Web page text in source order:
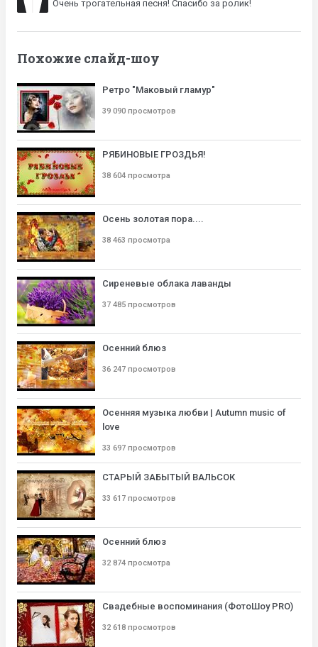
Очень трогательная песня! Спасибо за ролик!
Похожие слайд-шоу
Ретро "Маковый гламур"
39 090 просмотров
РЯБИНОВЫЕ ГРОЗДЬЯ!
38 604 просмотра
Осень золотая пора....
38 463 просмотра
Сиреневые облака лаванды
37 485 просмотров
Осенний блюз
36 247 просмотров
Осенняя музыка любви | Autumn music of
love
33 697 просмотров
СТАРЫЙ ЗАБЫТЫЙ ВАЛЬСОК
33 617 просмотров
Осенний блюз
32 874 просмотра
Свадебные воспоминания (ФотоШоу PRO)
32 618 просмотров